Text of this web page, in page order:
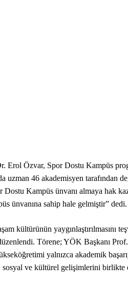
Özvar, Spor Dostu Kampüs
uzman 46 akademisyen tarafından
Kampüs ünvanı almaya hak
ünvanına sahip hale gelmiştir” dedi.
kültürünün yaygınlaştırılmasını
Törene; YÖK Başkanı
yalnızca akademik
ve kültürel gelişimlerini birlikte